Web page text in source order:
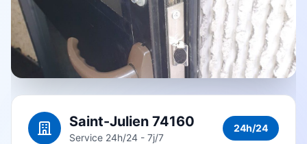
Saint-Julien 74160
Service 24h/24 - 7j/7
24h/24